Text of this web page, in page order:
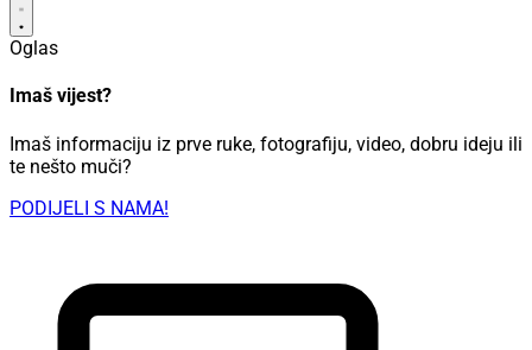
Oglas
Imaš vijest?
Imaš informaciju iz prve ruke, fotografiju, video, dobru ideju ili
te nešto muči?
PODIJELI S NAMA!